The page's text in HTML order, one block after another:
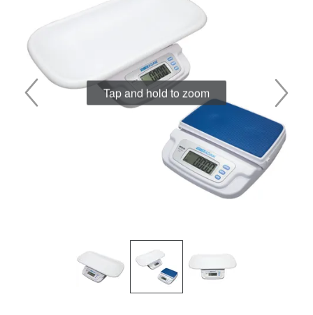
galería
imágenes
Tap and hold to zoom